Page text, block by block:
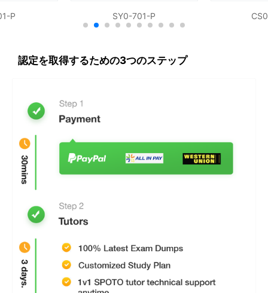
P SY0-701-P
認定を取得するための3つのステップ